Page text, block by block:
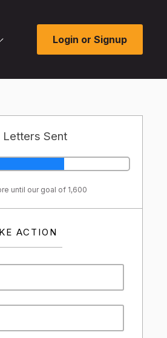
Login or Signup
Letters Sent
until our goal of 1,600
ACTION